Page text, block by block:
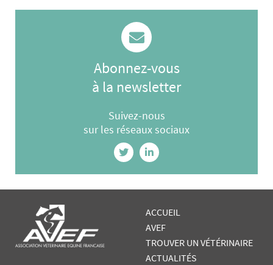
Abonnez-vous
à la newsletter
Suivez-nous
sur les réseaux sociaux
ACCUEIL
AVEF
TROUVER UN VÉTÉRINAIRE
ACTUALITÉS